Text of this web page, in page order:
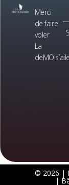
Merci
de faire
voler
La
© 2026 |
|